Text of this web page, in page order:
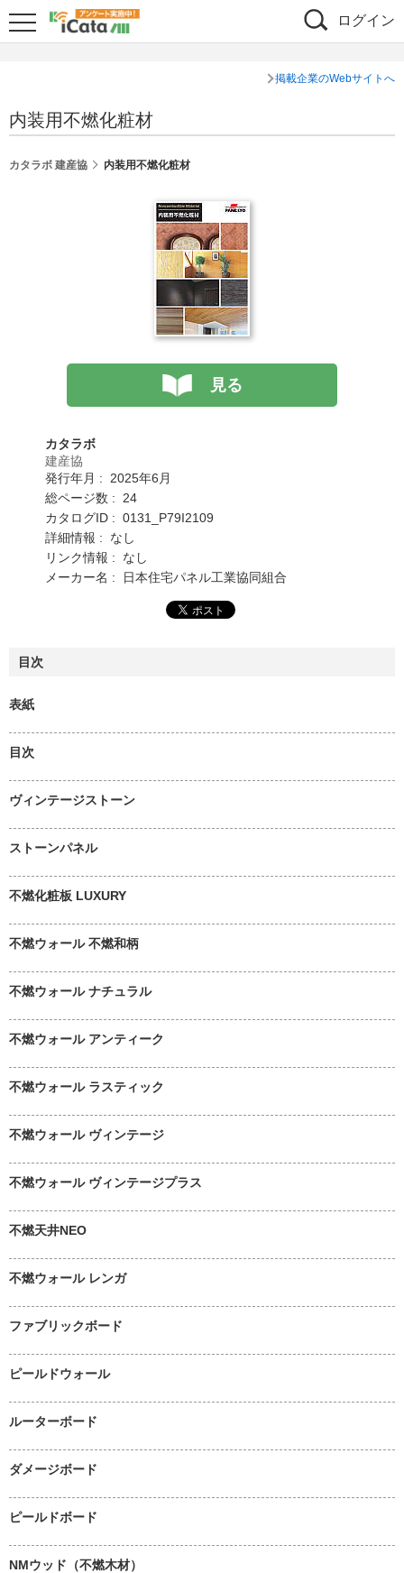
ログイン
掲載企業のWebサイトへ
内装用不燃化粧材
カタラボ 建産協 内装用不燃化粧材
見る
カタラボ
建産協
発行年月 : 2025年6月
総ページ数 : 24
カタログID : 0131_P79I2109
詳細情報 : なし
リンク情報 : なし
メーカー名 : 日本住宅パネル工業協同組合
目次
表紙
目次
ヴィンテージストーン
ストーンパネル
不燃化粧板 LUXURY
不燃ウォール 不燃和柄
不燃ウォール ナチュラル
不燃ウォール アンティーク
不燃ウォール ラスティック
不燃ウォール ヴィンテージ
不燃ウォール ヴィンテージプラス
不燃天井NEO
不燃ウォール レンガ
ファブリックボード
ピールドウォール
ルーターボード
ダメージボード
ピールドボード
NMウッド（不燃木材）